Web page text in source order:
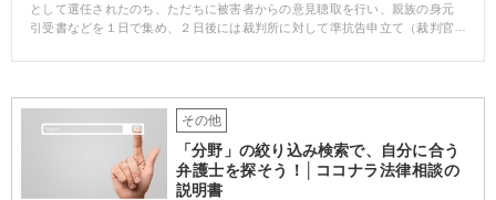
として選任されたのち、ただちに被害者からの意見聴取を行い、親族の身元
引受書などを１日で集め、２日後には裁判所に対して準抗告申立て（裁判官
無事、準抗告が認容され、２日後に釈放されました。
その他
「分野」の絞り込み検索で、自分に合う
弁護士を探そう！│ココナラ法律相談の
説明書